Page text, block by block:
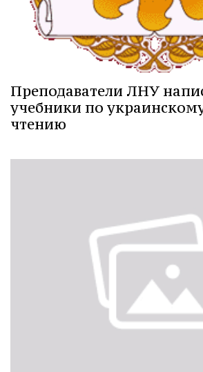
Преподаватели ЛНУ
учебники по
чтению